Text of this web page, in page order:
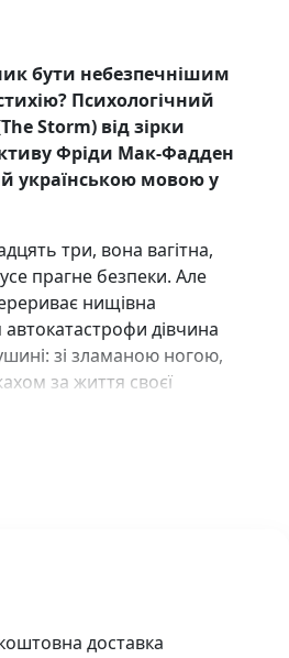
бути небезпечнішим
Психологічний
Storm) від зірки
Фріди Мак-Фадден
українською мовою у
три, вона вагітна,
прагне безпеки. Але
нищівна
автокатастрофи дівчина
зі зламаною ногою,
за життя своєї
Томпсона здається
Теґан і забирає до свого
Чи встигне вона
доставка